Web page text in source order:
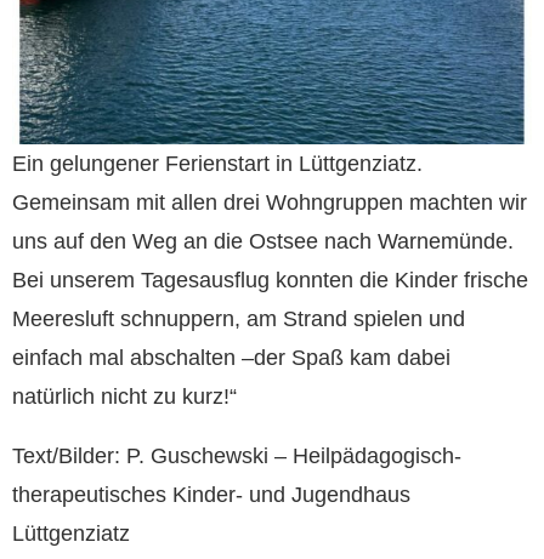
Ein gelungener Ferienstart in Lüttgenziatz.
Gemeinsam mit allen drei Wohngruppen machten wir
uns auf den Weg an die Ostsee nach Warnemünde.
Bei unserem Tagesausflug konnten die Kinder frische
Meeresluft schnuppern, am Strand spielen und
einfach mal abschalten –der Spaß kam dabei
natürlich nicht zu kurz!“
Text/Bilder: P. Guschewski – Heilpädagogisch-
therapeutisches Kinder- und Jugendhaus
Lüttgenziatz